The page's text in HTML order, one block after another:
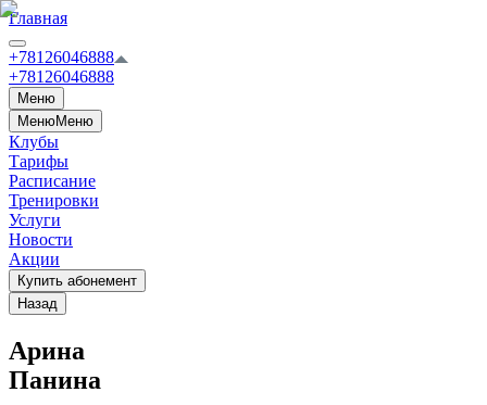
Главная
+78126046888
+78126046888
Меню
МенюМеню
Клубы
Тарифы
Расписание
Тренировки
Услуги
Новости
Акции
Купить абонемент
Назад
Арина
Панина